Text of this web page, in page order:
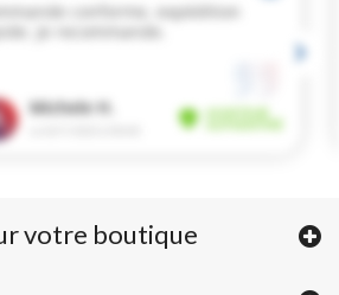
votre boutique